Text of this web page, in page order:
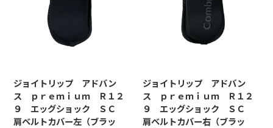
ジョイトリップ アドバン
ス ｐｒｅｍｉｕｍ Ｒ１２
９ エッグショック ＳＣ
肩ベルトカバー左（ブラッ
ジョイトリップ アドバン
ス ｐｒｅｍｉｕｍ Ｒ１２
９ エッグショック ＳＣ
肩ベルトカバー右（ブラッ